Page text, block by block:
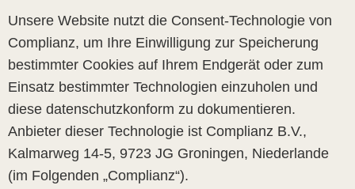
Unsere Website nutzt die Consent-Technologie von
Complianz, um Ihre Einwilligung zur Speicherung
bestimmter Cookies auf Ihrem Endgerät oder zum
Einsatz bestimmter Technologien einzuholen und
diese datenschutzkonform zu dokumentieren.
Anbieter dieser Technologie ist Complianz B.V.,
Kalmarweg 14-5, 9723 JG Groningen, Niederlande
(im Folgenden „Complianz“).